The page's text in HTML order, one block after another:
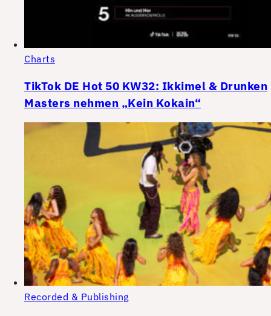
Charts
TikTok DE Hot 50 KW32: Ikkimel & Drunken
Masters nehmen „Kein Kokain“
Recorded & Publishing